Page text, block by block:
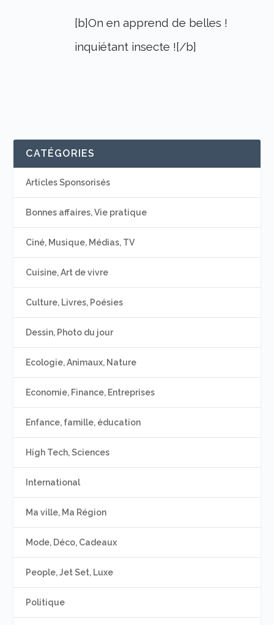
[b]On en apprend de belles !
inquiétant insecte ![/b]
CATÉGORIES
Articles Sponsorisés
Bonnes affaires, Vie pratique
Ciné, Musique, Médias, TV
Cuisine, Art de vivre
Culture, Livres, Poésies
Dessin, Photo du jour
Ecologie, Animaux, Nature
Economie, Finance, Entreprises
Enfance, famille, éducation
High Tech, Sciences
International
Ma ville, Ma Région
Mode, Déco, Cadeaux
People, Jet Set, Luxe
Politique